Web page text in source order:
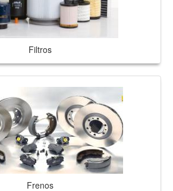
Filtros
Frenos